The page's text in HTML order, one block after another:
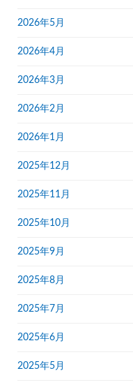
2026年5月
2026年4月
2026年3月
2026年2月
2026年1月
2025年12月
2025年11月
2025年10月
2025年9月
2025年8月
2025年7月
2025年6月
2025年5月